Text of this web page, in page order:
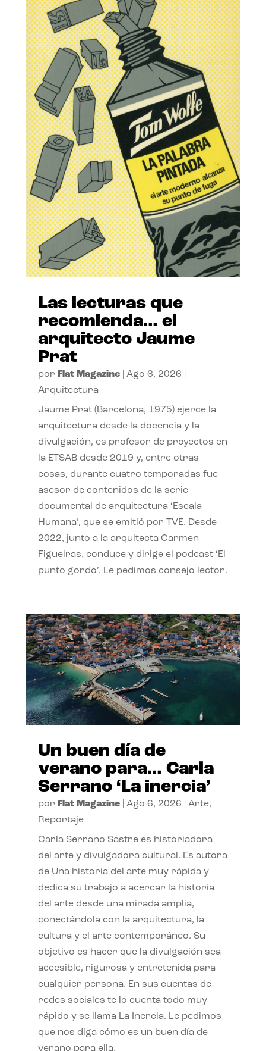
Las lecturas que
recomienda… el
arquitecto Jaume
Prat
por Flat Magazine| Ago 6, 2026
Arquitectura
Jaume Prat (Barcelona, 1975) ejerce la
arquitectura desde la docencia y la
divulgación, es profesor de proyectos en
la ETSAB desde 2019 y, entre otras
cosas, durante cuatro temporadas fue
asesor de contenidos de la serie
documental de arquitectura ‘Escala
Humana’, que se emitió por TVE. Desde
2022, junto a la arquitecta Carmen
Figueiras, conduce y dirige el podcast ‘El
punto gordo’. Le pedimos consejo lector.
Un buen día de
verano para… Carla
Serrano ‘La inercia’
por Flat Magazine| Ago 6, 2026 Arte,
Reportaje
Carla Serrano Sastre es historiadora
del arte y divulgadora cultural. Es autora
de Una historia del arte muy rápida y
dedica su trabajo a acercar la historia
del arte desde una mirada amplia,
conectándola con la arquitectura, la
cultura y el arte contemporáneo. Su
objetivo es hacer que la divulgación sea
accesible, rigurosa y entretenida para
cualquier persona. En sus cuentas de
redes sociales te lo cuenta todo muy
rápido y se llama La Inercia. Le pedimos
que nos diga cómo es un buen día de
verano para ella.